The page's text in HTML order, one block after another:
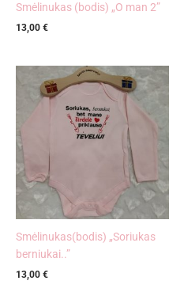
Smėlinukas (bodis) „O man 2”
13,00 €
Smėlinukas(bodis) „Soriukas
berniukai..”
13,00 €